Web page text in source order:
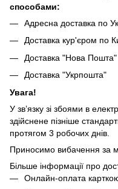
способами:
Адресна доставка по
Доставка кур'єром по
Доставка "Нова Пошта"
Доставка "Укрпошта"
Увага!
У зв’язку зі збоями в
здійснене пізніше
протягом 3 робочих днів.
Приносимо вибачення за
Більше інформації про
Онлайн-оплата